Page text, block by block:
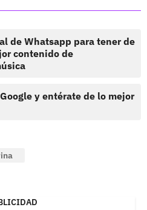
de Whatsapp para tener de
contenido de
y entérate de lo mejor